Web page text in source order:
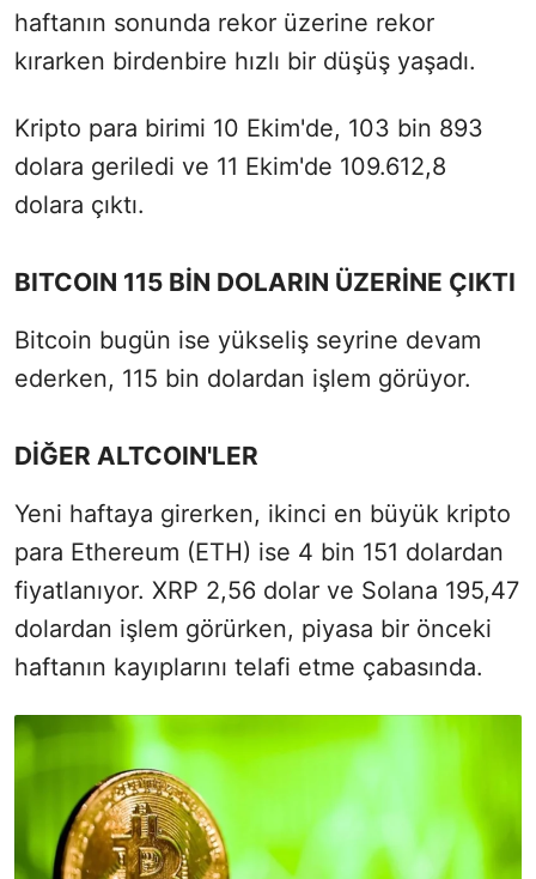
haftanın sonunda rekor üzerine rekor
kırarken birdenbire hızlı bir düşüş yaşadı.
Kripto para birimi 10 Ekim'de, 103 bin 893
dolara geriledi ve 11 Ekim'de 109.612,8
dolara çıktı.
BITCOIN 115 BİN DOLARIN ÜZERİNE ÇIKTI
Bitcoin bugün ise yükseliş seyrine devam
ederken, 115 bin dolardan işlem görüyor.
DİĞER ALTCOIN'LER
Yeni haftaya girerken, ikinci en büyük kripto
para Ethereum (ETH) ise 4 bin 151 dolardan
fiyatlanıyor. XRP 2,56 dolar ve Solana 195,47
dolardan işlem görürken, piyasa bir önceki
haftanın kayıplarını telafi etme çabasında.